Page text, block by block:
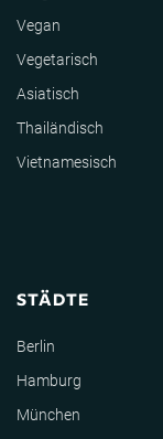
Vegan
Vegetarisch
Asiatisch
Thailändisch
Vietnamesisch
STÄDTE
Berlin
Hamburg
München